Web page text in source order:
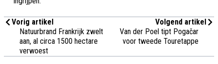
Vorig artikel
Natuurbrand Frankrijk zwelt
aan, al circa 1500 hectare
verwoest
Volgend artikel
Van der Poel tipt Pogačar
voor tweede Touretappe